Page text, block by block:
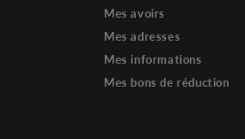
Mes avoirs
Mes adresses
Mes informations
Mes bons de réduction